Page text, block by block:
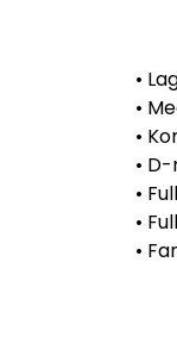
•
•
•
•
•
•
•